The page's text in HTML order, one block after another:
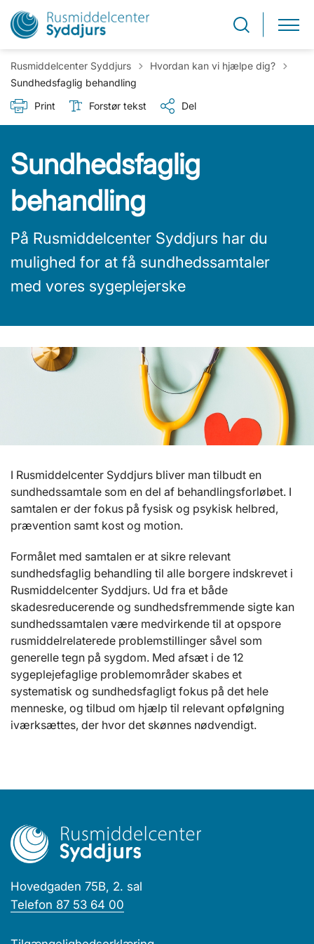
Rusmiddelcenter Syddjurs Tilbage til
Hvordan kan vi hjælpe dig?
Sundhedsfaglig behandling
Print
Forstør tekst Del
Sundhedsfaglig
behandling
På Rusmiddelcenter Syddjurs har du
mulighed for at få sundhedssamtaler
med vores sygeplejerske
I Rusmiddelcenter Syddjurs bliver man tilbudt en
sundhedssamtale som en del af behandlingsforløbet. I
samtalen er der fokus på fysisk og psykisk helbred,
prævention samt kost og motion.
Formålet med samtalen er at sikre relevant
sundhedsfaglig behandling til alle borgere indskrevet i
Rusmiddelcenter Syddjurs. Ud fra et både
skadesreducerende og sundhedsfremmende sigte kan
sundhedssamtalen være medvirkende til at opspore
rusmiddelrelaterede problemstillinger såvel som
generelle tegn på sygdom. Med afsæt i de 12
sygeplejefaglige problemområder skabes et
systematisk og sundhedsfagligt fokus på det hele
menneske, og tilbud om hjælp til relevant opfølgning
iværksættes, der hvor det skønnes nødvendigt.
Hovedgaden 75B, 2. sal
Telefon 87 53 64 00